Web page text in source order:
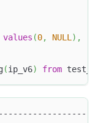
values (0, NULL) ,
(ip_v6) from